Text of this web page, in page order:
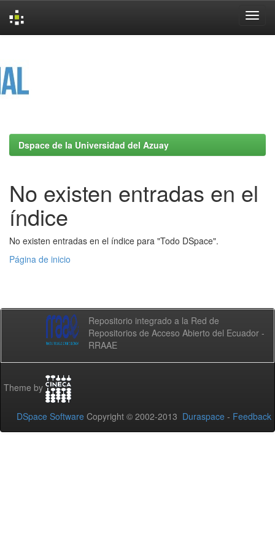
Dspace de la Universidad del Azuay
No existen entradas en el
índice
No existen entradas en el índice para "Todo DSpace".
Página de inicio
Repositorio integrado a la Red de
Repositorios de Acceso Abierto del Ecuador -
RRAAE
Theme by
DSpace Software Copyright © 2002-2013 Duraspace - Feedback